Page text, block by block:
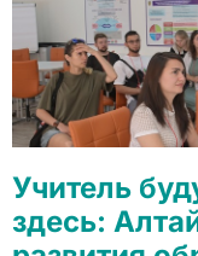
Учитель
здесь: